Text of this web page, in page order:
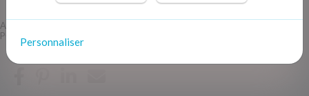
Accueil
PORT GRIMAUD Appartement 2 pieces renove - CLIM, WIFI, Balcon
Personnaliser